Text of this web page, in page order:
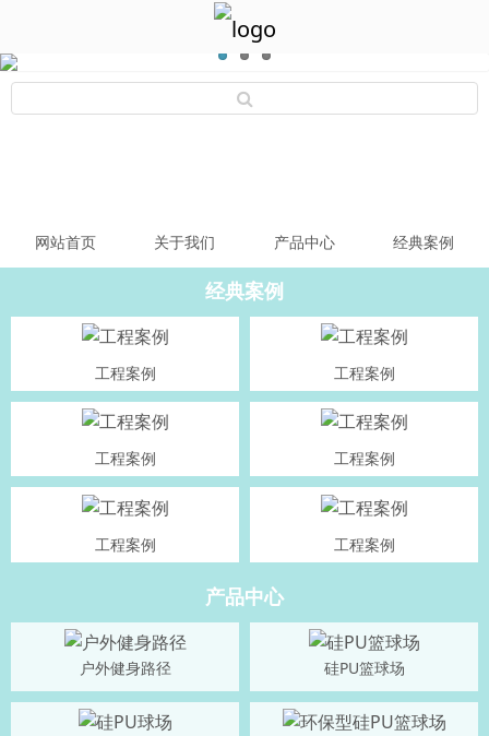
网站首页 关于我们 产品中心 经典案例
经典案例
工程案例 工程案例
工程案例 工程案例
工程案例 工程案例
产品中心
户外健身路径 硅PU篮球场